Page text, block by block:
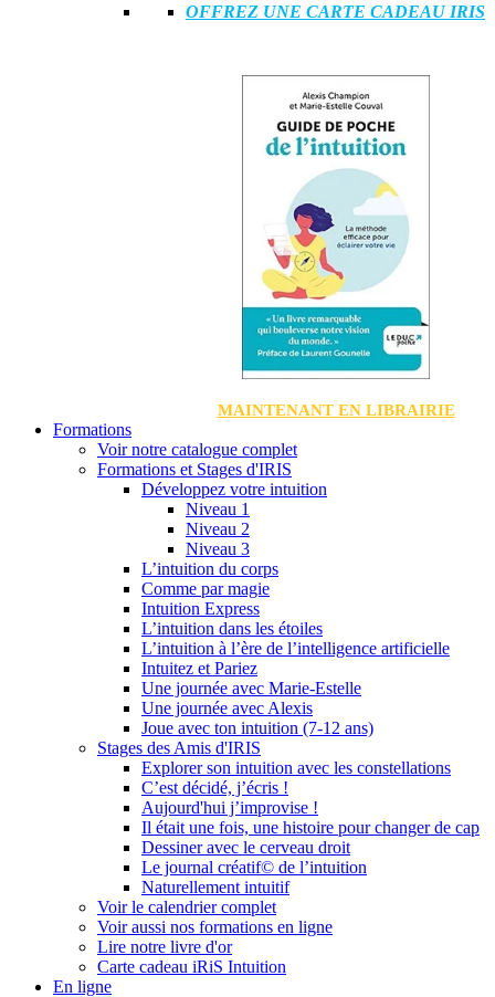
OFFREZ UNE CARTE CADEAU IRIS
MAINTENANT EN LIBRAIRIE
Formations
Voir notre catalogue complet
Formations et Stages d'IRIS
Développez votre intuition
Niveau 1
Niveau 2
Niveau 3
L’intuition du corps
Comme par magie
Intuition Express
L’intuition dans les étoiles
L’intuition à l’ère de l’intelligence artificielle
Intuitez et Pariez
Une journée avec Marie-Estelle
Une journée avec Alexis
Joue avec ton intuition (7-12 ans)
Stages des Amis d'IRIS
Explorer son intuition avec les constellations
C’est décidé, j’écris !
Aujourd'hui j’improvise !
Il était une fois, une histoire pour changer de cap
Dessiner avec le cerveau droit
Le journal créatif© de l’intuition
Naturellement intuitif
Voir le calendrier complet
Voir aussi nos formations en ligne
Lire notre livre d'or
Carte cadeau iRiS Intuition
En ligne